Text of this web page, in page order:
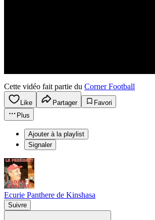
Cette vidéo fait partie du Corner Football
Like Partager
Favori
Plus
Ajouter à la playlist
Signaler
Ecurie Panthere de Kinshasa
Suivre